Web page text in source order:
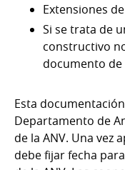
Extensiones
Si se trata de
constructivo
documento
Esta
Departamento de
de la ANV. Una vez
debe fijar fecha